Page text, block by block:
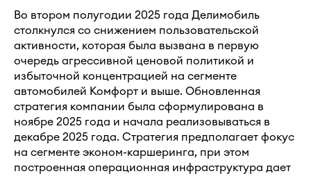
Во втором полугодии 2025 года Делимобиль
столкнулся со снижением пользовательской
активности, которая была вызвана в первую
очередь агрессивной ценовой политикой и
избыточной концентрацией на сегменте
автомобилей Комфорт и выше. Обновленная
стратегия компании была сформулирована в
ноябре 2025 года и начала реализовываться в
декабре 2025 года. Стратегия предполагает фокус
на сегменте эконом-каршеринга, при этом
построенная операционная инфраструктура дает